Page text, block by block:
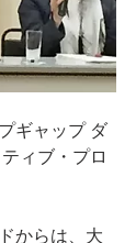
ギャップ ダ
ィブ・プロ
からは、大